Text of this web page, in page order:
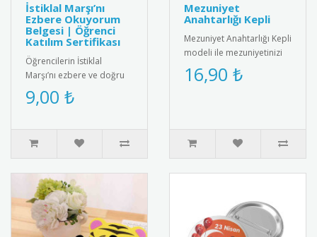
İstiklal Marşı’nı
Ezbere Okuyorum
Belgesi | Öğrenci
Katılım Sertifikası
Öğrencilerin İstiklal
Marşı’nı ezbere ve doğru
şekilde okumalarını teşvik
etmek amacıyla hazırlanan
9,00 ₺
Mezuniyet
Anahtarlığı Kepli
Mezuniyet Anahtarlığı Kepli
modeli ile mezuniyetinizi
unutulmaz kılın! Şık
tasarımıyla yıllarca sakl..
16,90 ₺